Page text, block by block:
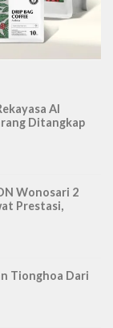
AI
Ditangkap
Wonosari 2
Prestasi,
Tionghoa Dari